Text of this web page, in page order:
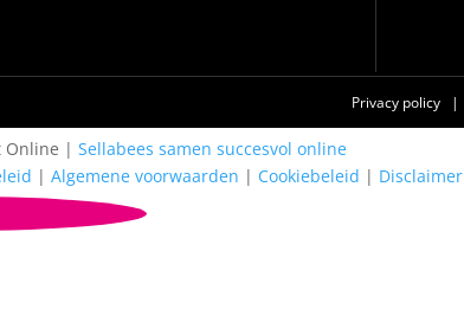
Privacy policy |
Online |Sellabees samen succesvol online
|Algemene voorwaarden | Cookiebeleid | Disclaimer